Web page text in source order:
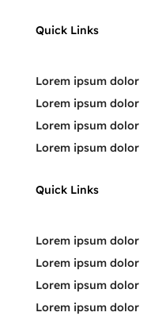
Quick Links
Lorem ipsum dolor
Lorem ipsum dolor
Lorem ipsum dolor
Lorem ipsum dolor
Quick Links
Lorem ipsum dolor
Lorem ipsum dolor
Lorem ipsum dolor
Lorem ipsum dolor